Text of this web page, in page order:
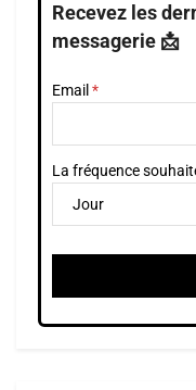
Recevez les
messagerie 📩
Email
La fréquence